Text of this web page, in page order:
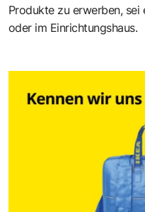
Produkte zu erwerben, sei
oder im Einrichtungshaus.